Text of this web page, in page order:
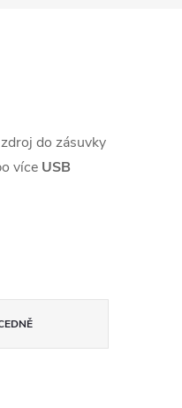
do zásuvky
více USB